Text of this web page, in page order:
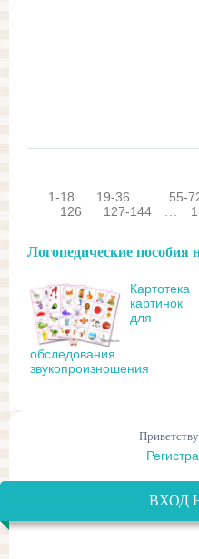
1-18 19-36 55-
126
127-144
Логопедические пособия
Картотека
картинок
для
обследования
звукопроизношения
ВХОД